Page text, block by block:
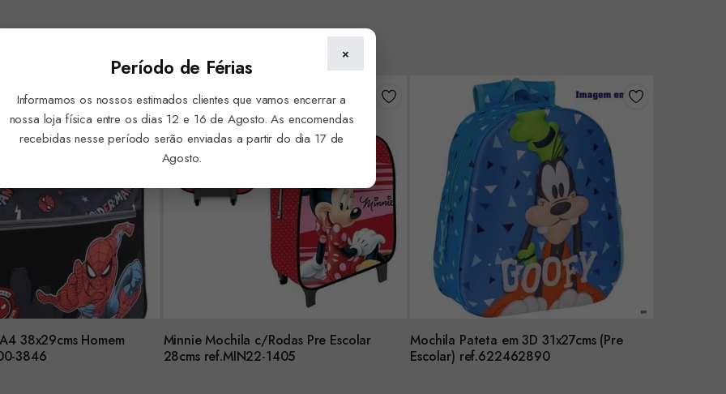
38x29cms Homem
3846
Minnie Mochila c/Rodas Pre Escolar
28cms ref.MIN22-1405
Encomendar
Mochila Pateta em 3D 31x27cms (Pre
Escolar) ref.622462890
Encomendar
×
Período de Férias
Informamos os nossos estimados clientes que vamos encerrar a
nossa loja física entre os dias 12 e 16 de Agosto. As encomendas
recebidas nesse período serão enviadas a partir do dia 17 de
Agosto.